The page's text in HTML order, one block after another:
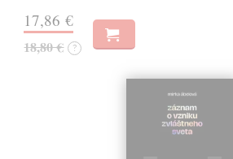
17,86 €
18,80 € ?